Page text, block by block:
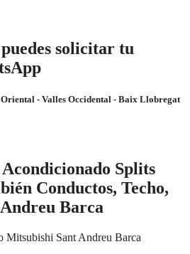
solicitar tu
- Valles Occidental - Baix Llobregat
Splits
Conductos, Techo,
Barca
Mitsubishi Sant Andreu Barca